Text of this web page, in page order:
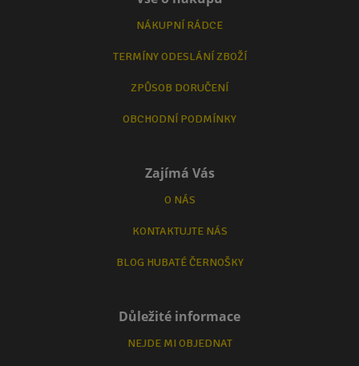
NÁKUPNÍ RÁDCE
TERMÍNY ODESLÁNÍ ZBOŽÍ
ZPŮSOB DORUČENÍ
OBCHODNÍ PODMÍNKY
Zajímá Vás
O NÁS
KONTAKTUJTE NÁS
BLOG HUBATÉ ČERNOŠKY
Důležité informace
NEJDE MI OBJEDNAT